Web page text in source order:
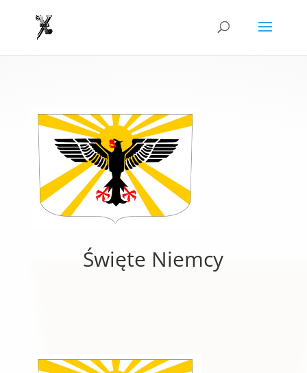
Święte Niemcy